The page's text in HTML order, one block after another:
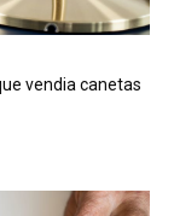
vendia canetas